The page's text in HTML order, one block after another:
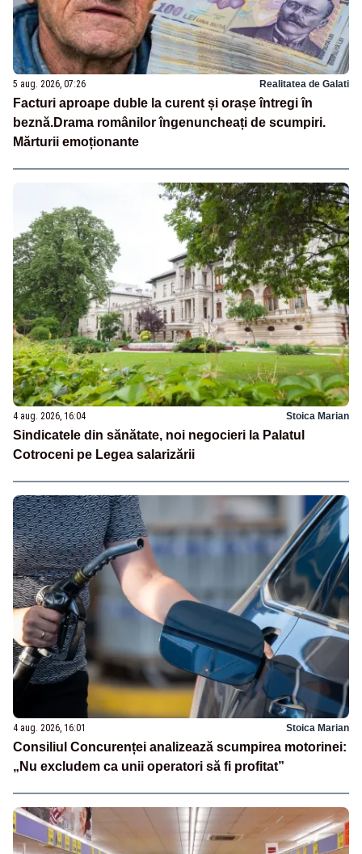
5 aug. 2026, 07:26 Realitatea de Galati
Facturi aproape duble la curent și orașe întregi în
beznă.Drama românilor îngenuncheați de scumpiri.
Mărturii emoționante
4 aug. 2026, 16:04 Stoica Marian
Sindicatele din sănătate, noi negocieri la Palatul
Cotroceni pe Legea salarizării
4 aug. 2026, 16:01 Stoica Marian
Consiliul Concurenței analizează scumpirea motorinei:
„Nu excludem ca unii operatori să fi profitat”